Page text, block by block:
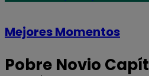
Mejores Momentos
Pobre Novio